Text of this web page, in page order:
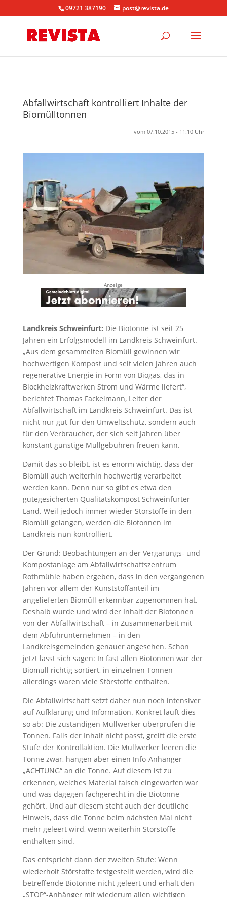
09721 387190 post@revista.de
Abfallwirtschaft kontrolliert Inhalte der
Biomülltonnen
vom 07.10.2015 - 11:10 Uhr
Anzeige
Landkreis Schweinfurt: Die Biotonne ist seit 25
Jahren ein Erfolgsmodell im Landkreis Schweinfurt.
„Aus dem gesammelten Biomüll gewinnen wir
hochwertigen Kompost und seit vielen Jahren auch
regenerative Energie in Form von Biogas, das in
Blockheizkraftwerken Strom und Wärme liefert“,
berichtet Thomas Fackelmann, Leiter der
Abfallwirtschaft im Landkreis Schweinfurt. Das ist
nicht nur gut für den Umweltschutz, sondern auch
für den Verbraucher, der sich seit Jahren über
konstant günstige Müllgebühren freuen kann.
Damit das so bleibt, ist es enorm wichtig, dass der
Biomüll auch weiterhin hochwertig verarbeitet
werden kann. Denn nur so gibt es etwa den
gütegesicherten Qualitätskompost Schweinfurter
Land. Weil jedoch immer wieder Störstoffe in den
Biomüll gelangen, werden die Biotonnen im
Landkreis nun kontrolliert.
Der Grund: Beobachtungen an der Vergärungs- und
Kompostanlage am Abfallwirtschaftszentrum
Rothmühle haben ergeben, dass in den vergangenen
Jahren vor allem der Kunststoffanteil im
angelieferten Biomüll erkennbar zugenommen hat.
Deshalb wurde und wird der Inhalt der Biotonnen
von der Abfallwirtschaft – in Zusammenarbeit mit
dem Abfuhrunternehmen – in den
Landkreisgemeinden genauer angesehen. Schon
jetzt lässt sich sagen: In fast allen Biotonnen war der
Biomüll richtig sortiert, in einzelnen Tonnen
allerdings waren viele Störstoffe enthalten.
Die Abfallwirtschaft setzt daher nun noch intensiver
auf Aufklärung und Information. Konkret läuft dies
so ab: Die zuständigen Müllwerker überprüfen die
Tonnen. Falls der Inhalt nicht passt, greift die erste
Stufe der Kontrollaktion. Die Müllwerker leeren die
Tonne zwar, hängen aber einen Info-Anhänger
„ACHTUNG“ an die Tonne. Auf diesem ist zu
erkennen, welches Material falsch eingeworfen war
und was dagegen fachgerecht in die Biotonne
gehört. Und auf diesem steht auch der deutliche
Hinweis, dass die Tonne beim nächsten Mal nicht
mehr geleert wird, wenn weiterhin Störstoffe
enthalten sind.
Das entspricht dann der zweiten Stufe: Wenn
wiederholt Störstoffe festgestellt werden, wird die
betreffende Biotonne nicht geleert und erhält den
„STOP“-Anhänger mit wiederum allen wichtigen